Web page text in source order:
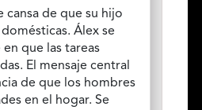
cansa de que su hijo
Álex se
que las tareas
El mensaje central
de que los hombres
en el hogar. Se